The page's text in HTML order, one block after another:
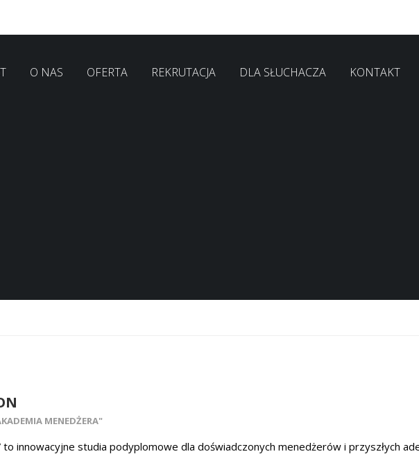
O NAS OFERTA REKRUTACJA DLA SŁUCHACZA KONTAKT
MENEDŻERA"
to innowacyjne studia podyplomowe dla doświadczonych menedżerów i przyszłych